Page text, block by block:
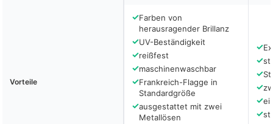
Vorteile
✓Farben von
herausragender Brillanz
✓UV-Beständigkeit
✓reißfest
✓maschinenwaschbar
✓Frankreich-Flagge in
Standardgröße
✓ausgestattet mit zwei
Metallösen
✓
✓
✓
✓
✓
✓